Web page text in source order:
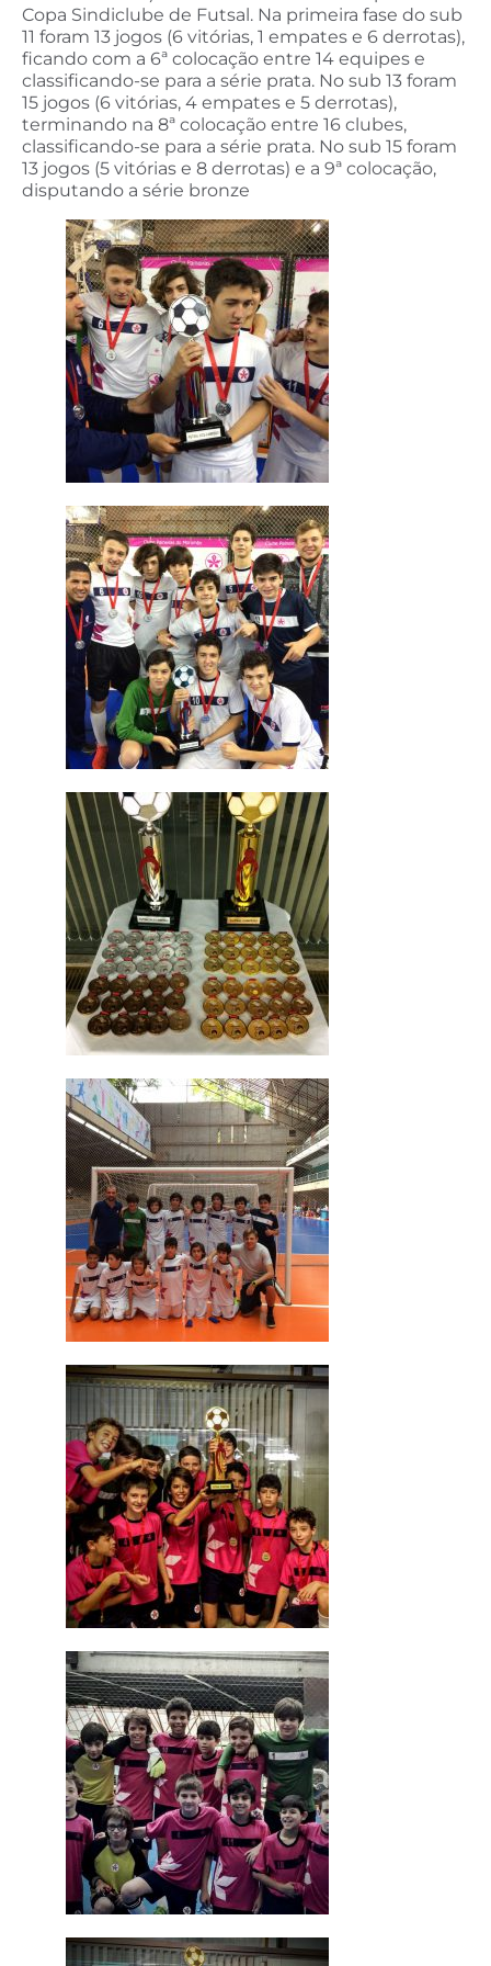
Copa Sindiclube de Futsal. Na primeira fase do sub
11 foram 13 jogos (6 vitórias, 1 empates e 6 derrotas),
ficando com a 6ª colocação entre 14 equipes e
classificando-se para a série prata. No sub 13 foram
15 jogos (6 vitórias, 4 empates e 5 derrotas),
terminando na 8ª colocação entre 16 clubes,
classificando-se para a série prata. No sub 15 foram
13 jogos (5 vitórias e 8 derrotas) e a 9ª colocação,
disputando a série bronze